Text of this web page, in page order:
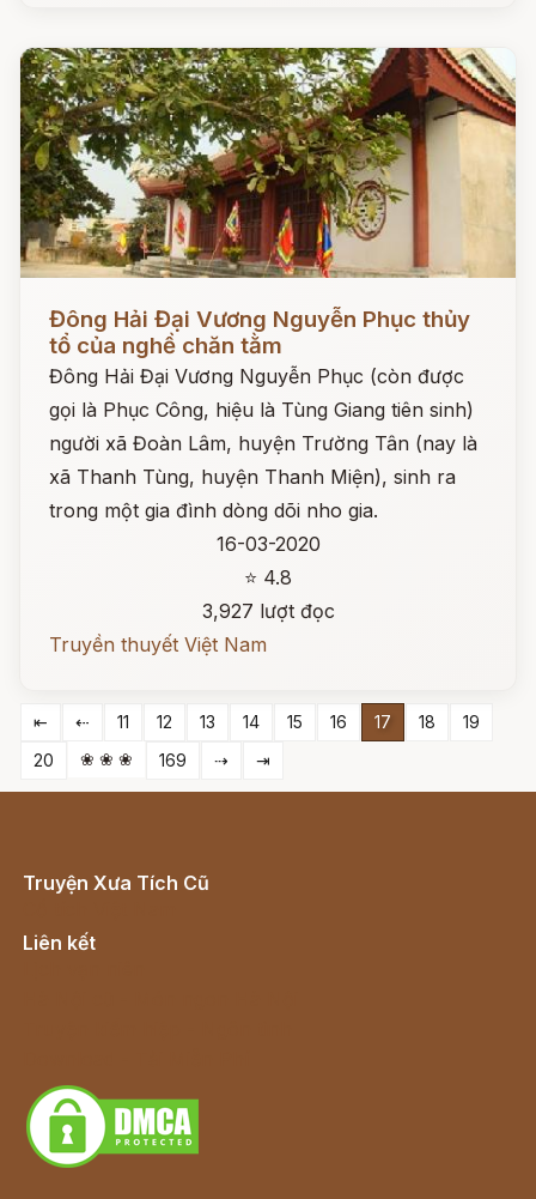
Đông Hải Đại Vương Nguyễn Phục thủy
tổ của nghề chăn tằm
Đông Hải Đại Vương Nguyễn Phục (còn được
gọi là Phục Công, hiệu là Tùng Giang tiên sinh)
người xã Đoàn Lâm, huyện Trường Tân (nay là
xã Thanh Tùng, huyện Thanh Miện), sinh ra
trong một gia đình dòng dõi nho gia.
16-03-2020
⭐ 4.8
3,927 lượt đọc
Truyền thuyết Việt Nam
⇤ ⇠ 11 12 13 14 15 16 17 18
19
20
❀ ❀ ❀ 169 ⇢ ⇥
Truyện Xưa Tích Cũ
Liên kết